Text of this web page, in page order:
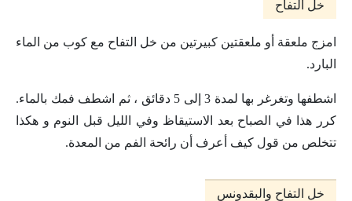
خل التفاح
امزج ملعقة أو ملعقتين كبيرتين من خل التفاح مع كوب من الماء
البارد.
اشطفها وتغرغر بها لمدة 3 إلى 5 دقائق ، ثم اشطف فمك بالماء.
كرر هذا في الصباح بعد الاستيقاظ وفي الليل قبل النوم و هكذا
تتخلص من قول كيف أعرف أن رائحة الفم من المعدة.
خل التفاح والبقدونس